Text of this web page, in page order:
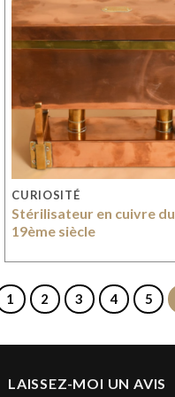
CURIOSITÉ
Stérilisateur en cuivre du
19ème siècle
1 2 3 4 5
LAISSEZ-MOI UN AVIS